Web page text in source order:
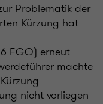
Problematik der
Kürzung hat
FGO) erneut
machte
nicht vorliegen